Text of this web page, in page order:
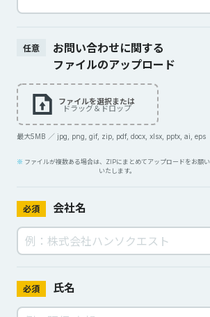
任意
お問い合わせに関する
ファイルのアップロード
ファイルを選択または
ドラッグ＆ドロップ
最大5MB ／ jpg, png, gif, zip, pdf, docx, xlsx, pptx, ai, eps
ファイルが複数ある場合は、ZIPにまとめてアップロードをお願い
いたします。
必須 会社名
必須 氏名